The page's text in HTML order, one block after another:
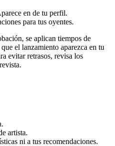
en de tu perfil.
para tus oyentes.
se aplican tiempos de
el lanzamiento aparezca en tu
evitar retrasos, revisa los
artista.
ni a tus recomendaciones.